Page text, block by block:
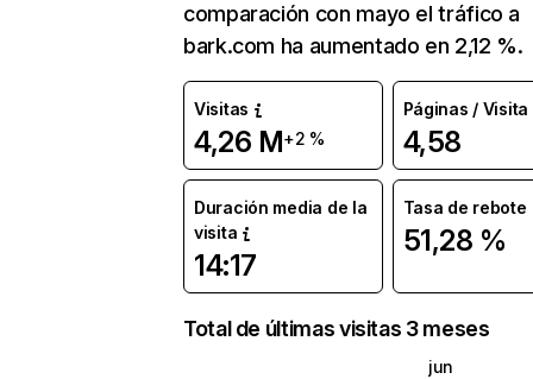
comparación con mayo el tráfico a
bark.com ha aumentado en 2,12 %.
Visitas
4,26 M+2 %
Páginas / Visita
4,58
Duración media de la
visita
14:17
Tasa de rebote
51,28 %
Total de últimas visitas 3 meses
jun